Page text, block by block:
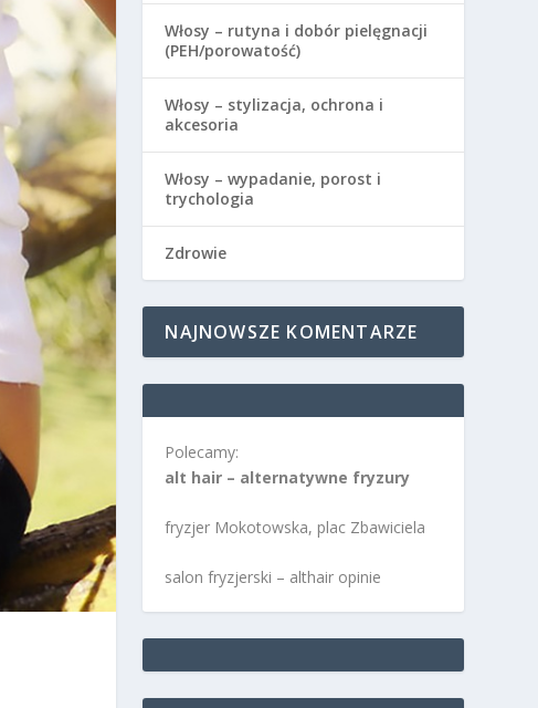
Włosy – rutyna i dobór pielęgnacji
(PEH/porowatość)
Włosy – stylizacja, ochrona i
akcesoria
Włosy – wypadanie, porost i
trychologia
Zdrowie
NAJNOWSZE KOMENTARZE
Polecamy:
alt hair – alternatywne fryzury
fryzjer Mokotowska, plac Zbawiciela
salon fryzjerski – althair opinie